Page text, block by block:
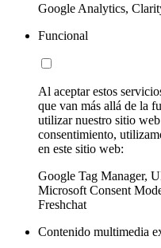
Google Analytics,
Funcional
Al aceptar estos
que van más allá de la
utilizar nuestro sitio
consentimiento,
en este sitio web:
Google Tag Manager,
Microsoft Consent
Freshchat
Contenido multimedia